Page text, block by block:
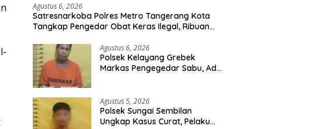
Agustus 6, 2026
Satresnarkoba Polres Metro Tangerang Kota
Tangkap Pengedar Obat Keras Ilegal, Ribuan
Agustus 6, 2026
Polsek Kelayang Grebek
Markas Pengegedar Sabu, Ada
Agustus 5, 2026
Polsek Sungai Sembilan
Ungkap Kasus Curat, Pelaku